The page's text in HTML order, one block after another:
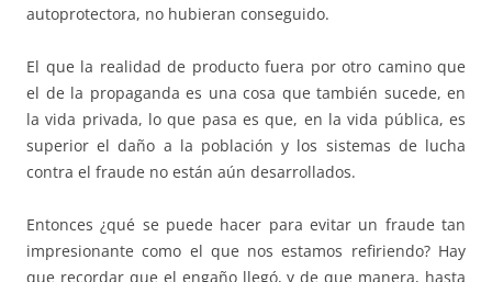
autoprotectora, no hubieran conseguido.
El que la realidad de producto fuera por otro camino que
el de la propaganda es una cosa que también sucede, en
la vida privada, lo que pasa es que, en la vida pública, es
superior el daño a la población y los sistemas de lucha
contra el fraude no están aún desarrollados.
Entonces ¿qué se puede hacer para evitar un fraude tan
impresionante como el que nos estamos refiriendo? Hay
que recordar que el engaño llegó, y de que manera, hasta